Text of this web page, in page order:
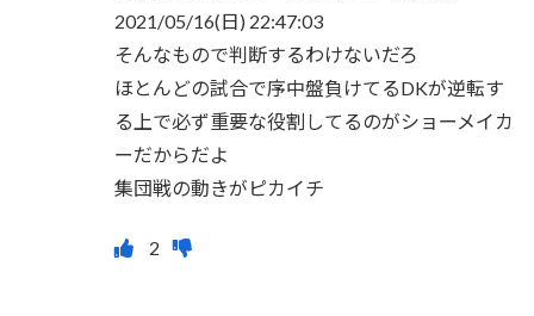
2021/05/16(日) 22:47:03
そんなもので判断するわけないだろ
ほとんどの試合で序中盤負けてるDKが逆転す
る上で必ず重要な役割してるのがショーメイカ
ーだからだよ
集団戦の動きがピカイチ